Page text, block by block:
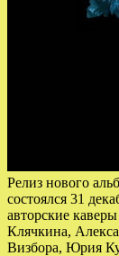
Релиз нового
состоялся 31
авторские
Клячкина,
Визбора, Юрия